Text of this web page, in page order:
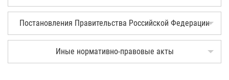
Постановления Правительства Российской Федерации
Иные нормативно-правовые акты